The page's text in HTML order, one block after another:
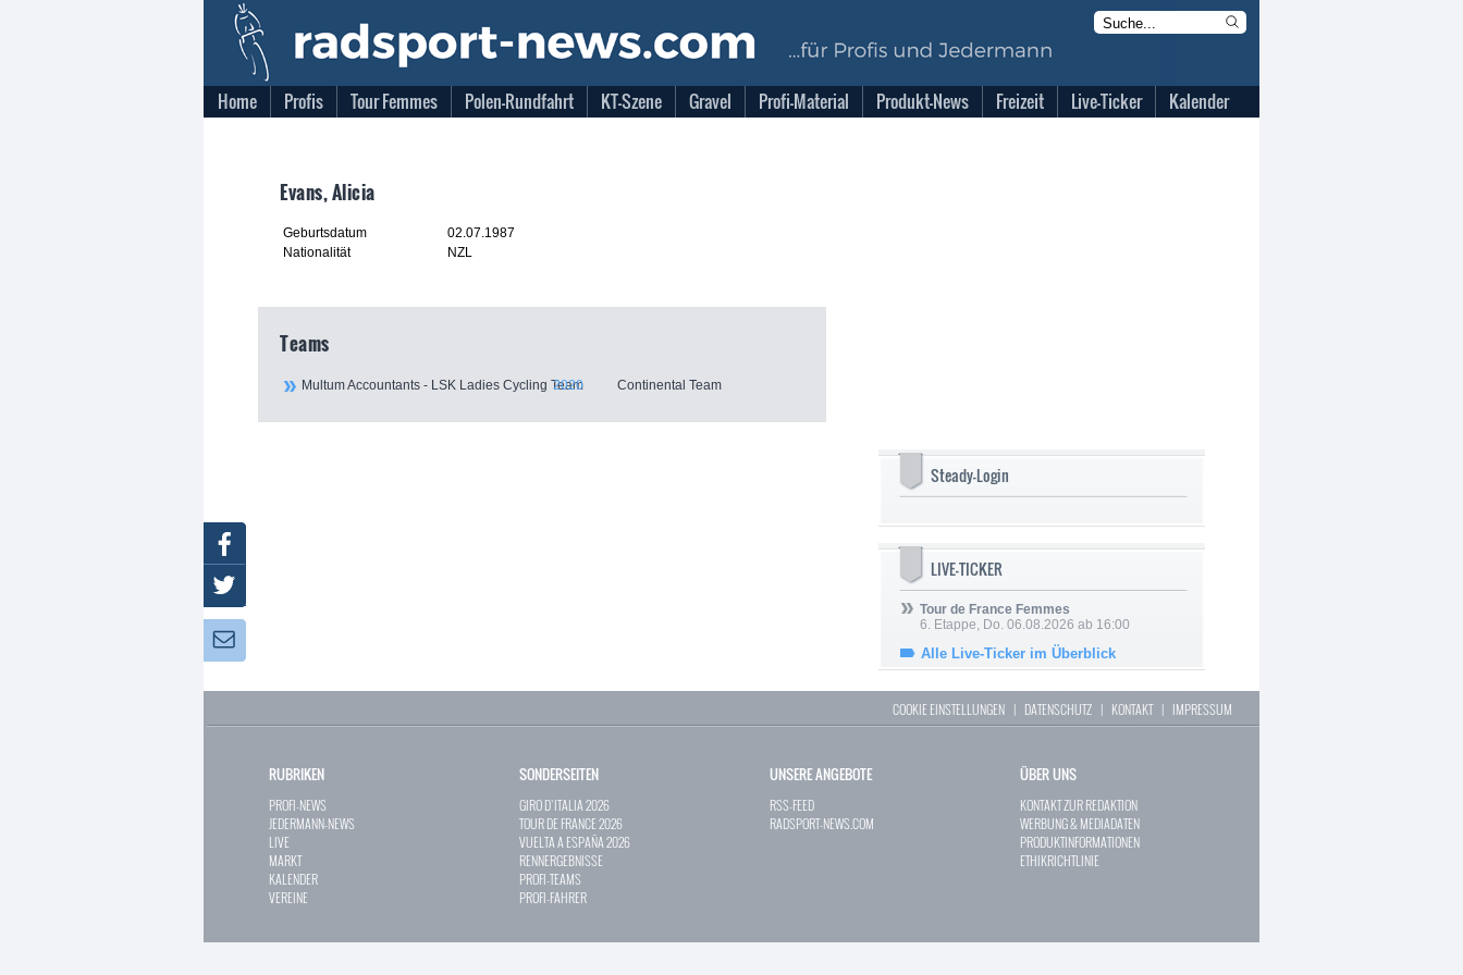
Home Profis Tour Femmes Polen-Rundfahrt KT-Szene Gravel Profi-Material Produkt-News Freizeit Live-Ticker Kalender
Evans, Alicia
Geburtsdatum
02.07.1987
Nationalität
NZL
Teams
Multum Accountants - LSK Ladies Cycling Team
2020 Continental Team
Steady-Login
LIVE-TICKER
Tour de France Femmes
6. Etappe, Do. 06.08.2026 ab 16:00
Alle Live-Ticker im Überblick
COOKIE EINSTELLUNGEN | DATENSCHUTZ | KONTAKT| IMPRESSUM
RUBRIKEN
PROFI-NEWS
JEDERMANN-NEWS
LIVE
MARKT
KALENDER
VEREINE
SONDERSEITEN
GIRO D`ITALIA 2026
TOUR DE FRANCE 2026
VUELTA A ESPAÑA 2026
RENNERGEBNISSE
PROFI-TEAMS
PROFI-FAHRER
UNSERE ANGEBOTE
RSS-FEED
RADSPORT-NEWS.COM
ÜBER UNS
KONTAKT ZUR REDAKTION
WERBUNG & MEDIADATEN
PRODUKTINFORMATIONEN
ETHIKRICHTLINIE